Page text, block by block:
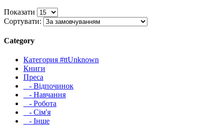
Показати
Сортувати:
Category
Категория #ttUnknown
Книги
Преса
- Відпочинок
- Навчання
- Робота
- Сім'я
- Інше